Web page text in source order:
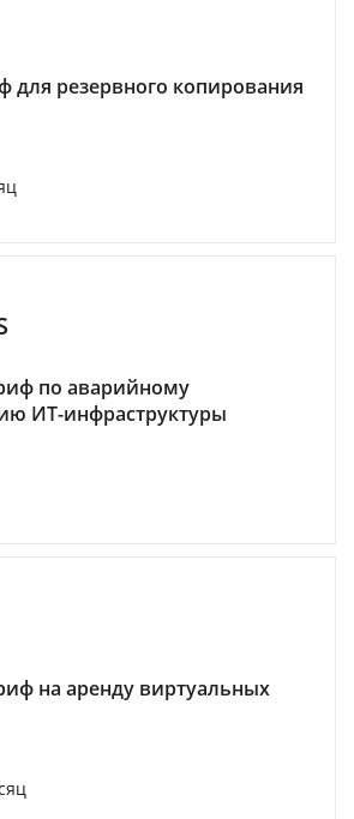
для резервного копирования
по аварийному
ИТ-инфраструктуры
на аренду виртуальных